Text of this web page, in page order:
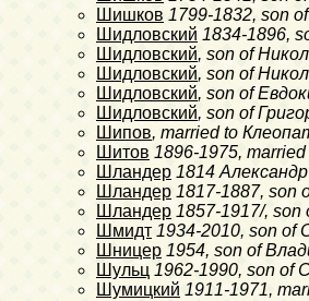
Шишков 1799-1832, son
Шидловский 1834-1896,
Шидловский, son of
Шидловский, son of
Шидловский, son of
Шидловский, son of
Шипов, married to
Шитов 1896-1975,
Шландер 1814
Шландер 1817-1887, son
Шландер 1857-1917/, son
Шмидт 1934-2010, son of
Шницер 1954, son of
Шульц 1962-1990, son of
Шумицкий 1911-1971,